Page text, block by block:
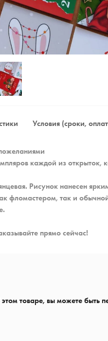
Условия (сроки,
каждой из открыток,
Рисунок нанесен
фломастером, так и
прямо сейчас!
товаре, вы можете быть